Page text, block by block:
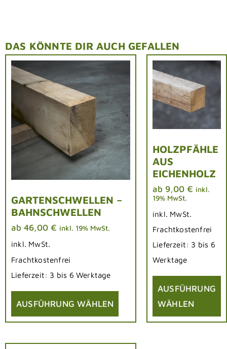
DAS KÖNNTE DIR AUCH GEFALLEN
GARTENSCHWELLEN –
BAHNSCHWELLEN
ab 46,00 € inkl. 19% MwSt.
inkl. MwSt.
Frachtkostenfrei
Lieferzeit: 3 bis 6 Werktage
AUSFÜHRUNG WÄHLEN
HOLZPFÄHLE
AUS
EICHENHOLZ
ab 9,00 € inkl.
19% MwSt.
inkl. MwSt.
Frachtkostenfrei
Lieferzeit: 3 bis 6
Werktage
AUSFÜHRUNG
WÄHLEN